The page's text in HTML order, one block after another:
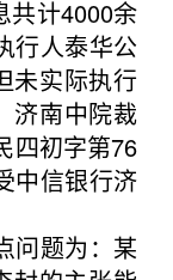
共计4000余
行人泰华公
未实际执行
济南中院裁
四初字第76
中信银行济
题为：某